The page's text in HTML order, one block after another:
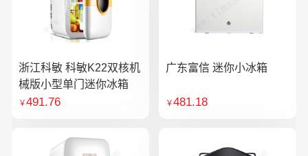
浙江科敏 科敏K22双核机
械版小型单门迷你冰箱
￥491.76
广东富信 迷你小冰箱
￥481.18